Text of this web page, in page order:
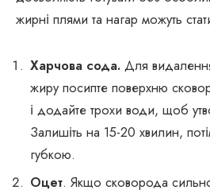
жирні плями та нагар можуть
Харчова сода. Для
жиру посипте поверхню
і додайте трохи води, щоб
Залишіть на 15-20 хвилин,
губкою.
Оцет. Якщо сковорода